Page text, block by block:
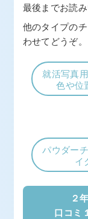
最後までお読
他のタイプの
わせてどうぞ。
就活写真
色や位
パウダー
イ
２
口コミ